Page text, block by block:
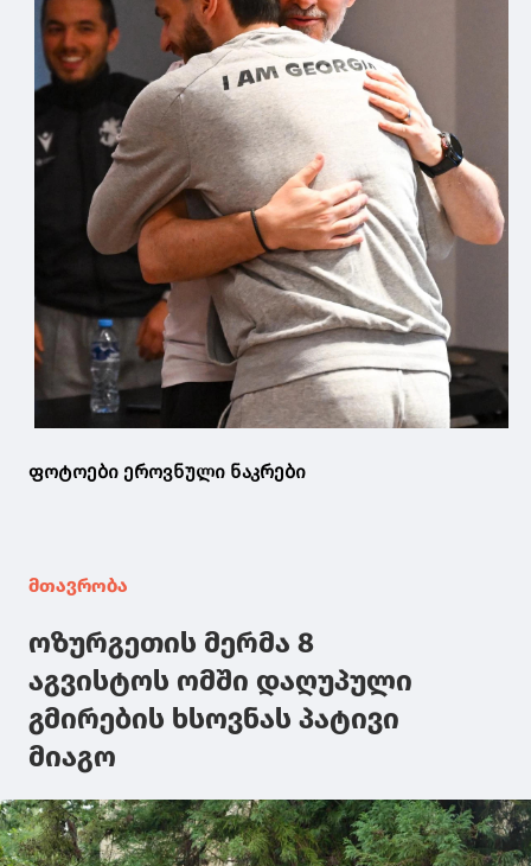
ფოტოები ეროვნული ნაკრები
მთავრობა
ოზურგეთის მერმა 8
აგვისტოს ომში დაღუპული
გმირების ხსოვნას პატივი
მიაგო